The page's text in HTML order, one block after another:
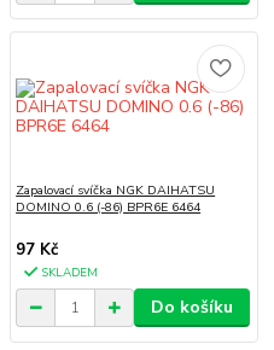
Zapalovací svíčka NGK DAIHATSU
DOMINO 0.6 (-86) BPR6E 6464
97 Kč
SKLADEM
Do košíku